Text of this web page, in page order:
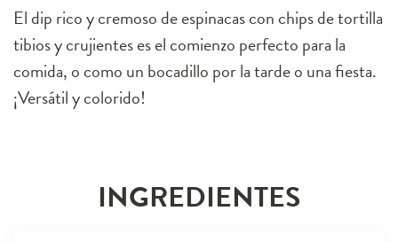
El dip rico y cremoso de espinacas con chips de tortilla
tibios y crujientes es el comienzo perfecto para la
comida, o como un bocadillo por la tarde o una fiesta.
¡Versátil y colorido!
INGREDIENTES